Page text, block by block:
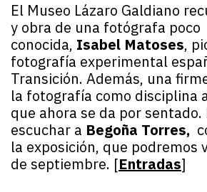
El Museo Lázaro Galdiano
y obra de una fotógrafa poco
conocida, Isabel Matoses,
fotografía experimental
Transición. Además, una
la fotografía como disciplina
que ahora se da por sentado.
escuchar a Begoña Torres,
la exposición, que podremos
de septiembre. [Entradas]